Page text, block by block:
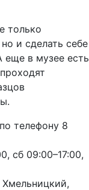
только
и сделать себе
еще в музее есть
телефону 8
сб 09:00–17:00,
Хмельницкий,